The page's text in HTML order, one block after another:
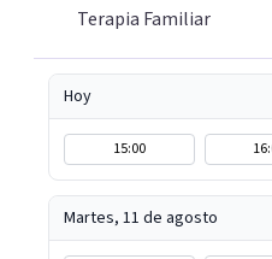
conscientes y saludables.
Terapia Familiar
Hoy
15:00
Martes, 11 de agosto